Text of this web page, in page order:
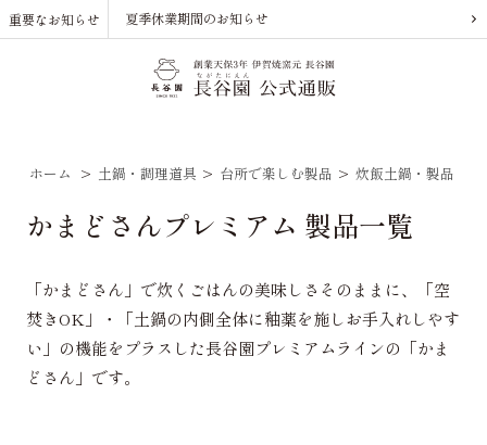
重要なお知らせ 夏季休業期間のお知らせ
ホーム > 土鍋・調理道具 > 台所で楽しむ製品 > 炊飯土鍋・製品
かまどさんプレミアム 製品一覧
「かまどさん」で炊くごはんの美味しさそのままに、「空
焚きOK」・「土鍋の内側全体に釉薬を施しお手入れしやす
い」の機能をプラスした長谷園プレミアムラインの「かま
どさん」です。